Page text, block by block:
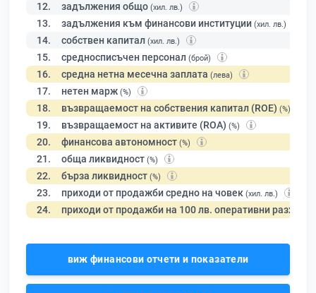
12. задължения общо (хил. лв.)
13. задължения към финансови институции (хил. лв.)
14. собствен капитал (хил. лв.)
15. средносписъчен персонал (брой)
16. средна нетна месечна заплата (лева)
17. нетен марж (%)
18. възвращаемост на собствения капитал (ROE) (%)
19. възвращаемост на активите (ROA) (%)
20. финансова автономност (%)
21. обща ликвидност (%)
22. бърза ликвидност (%)
23. приходи от продажби средно на човек (хил. лв.)
24. приходи от продажби на 100 лв. оперативни разходи
виж финансови отчети и показатели